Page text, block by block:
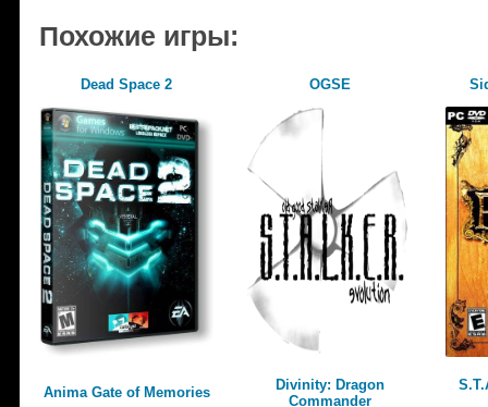
Похожие игры:
Dead Space 2 OGSE
Anima Gate of Memories
Divinity: Dragon
Commander